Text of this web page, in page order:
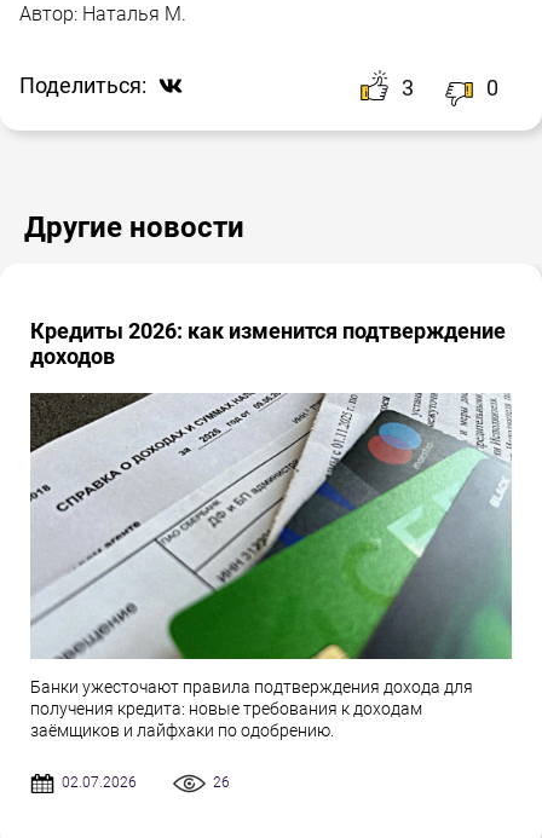
Автор: Наталья М.
Поделиться: 3 0
Другие новости
Кредиты 2026: как изменится подтверждение
доходов
Банки ужесточают правила подтверждения дохода для
получения кредита: новые требования к доходам
заёмщиков и лайфхаки по одобрению.
02.07.2026 26